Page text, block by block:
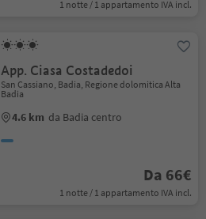
1 notte / 1 appartamento IVA incl.
App. Ciasa Costadedoi
San Cassiano, Badia, Regione dolomitica Alta
Badia
4.6 km da Badia centro
Da 66€
1 notte / 1 appartamento IVA incl.